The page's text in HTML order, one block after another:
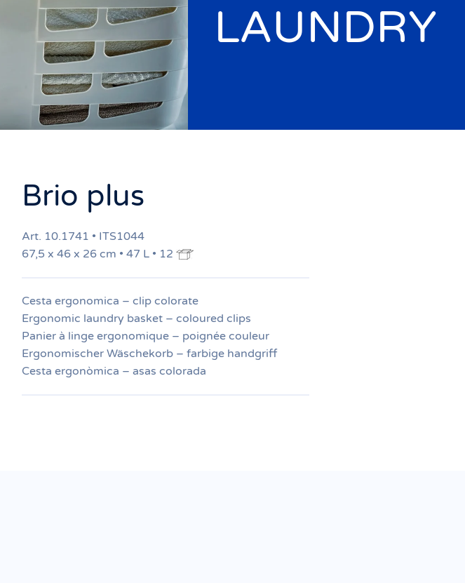
LAUNDRY
Brio plus
Art. 10.1741 • ITS1044
67,5 x 46 x 26 cm • 47 L • 12
Cesta ergonomica – clip colorate
Ergonomic laundry basket – coloured clips
Panier à linge ergonomique – poignée couleur
Ergonomischer Wäschekorb – farbige handgriff
Cesta ergonòmica – asas colorada